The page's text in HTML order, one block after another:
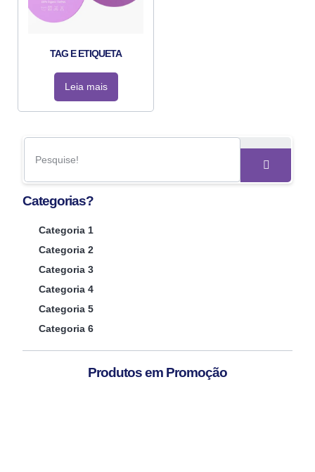
Categorias?
Categoria 1
Categoria 2
Categoria 3
Categoria 4
Categoria 5
Categoria 6
Produtos em Promoção
TAG E ETIQUETA
Leia mais